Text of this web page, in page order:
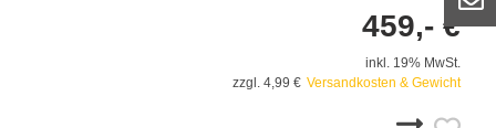
459,- €
inkl. 19% MwSt.
zzgl. 4,99 € Versandkosten & Gewicht